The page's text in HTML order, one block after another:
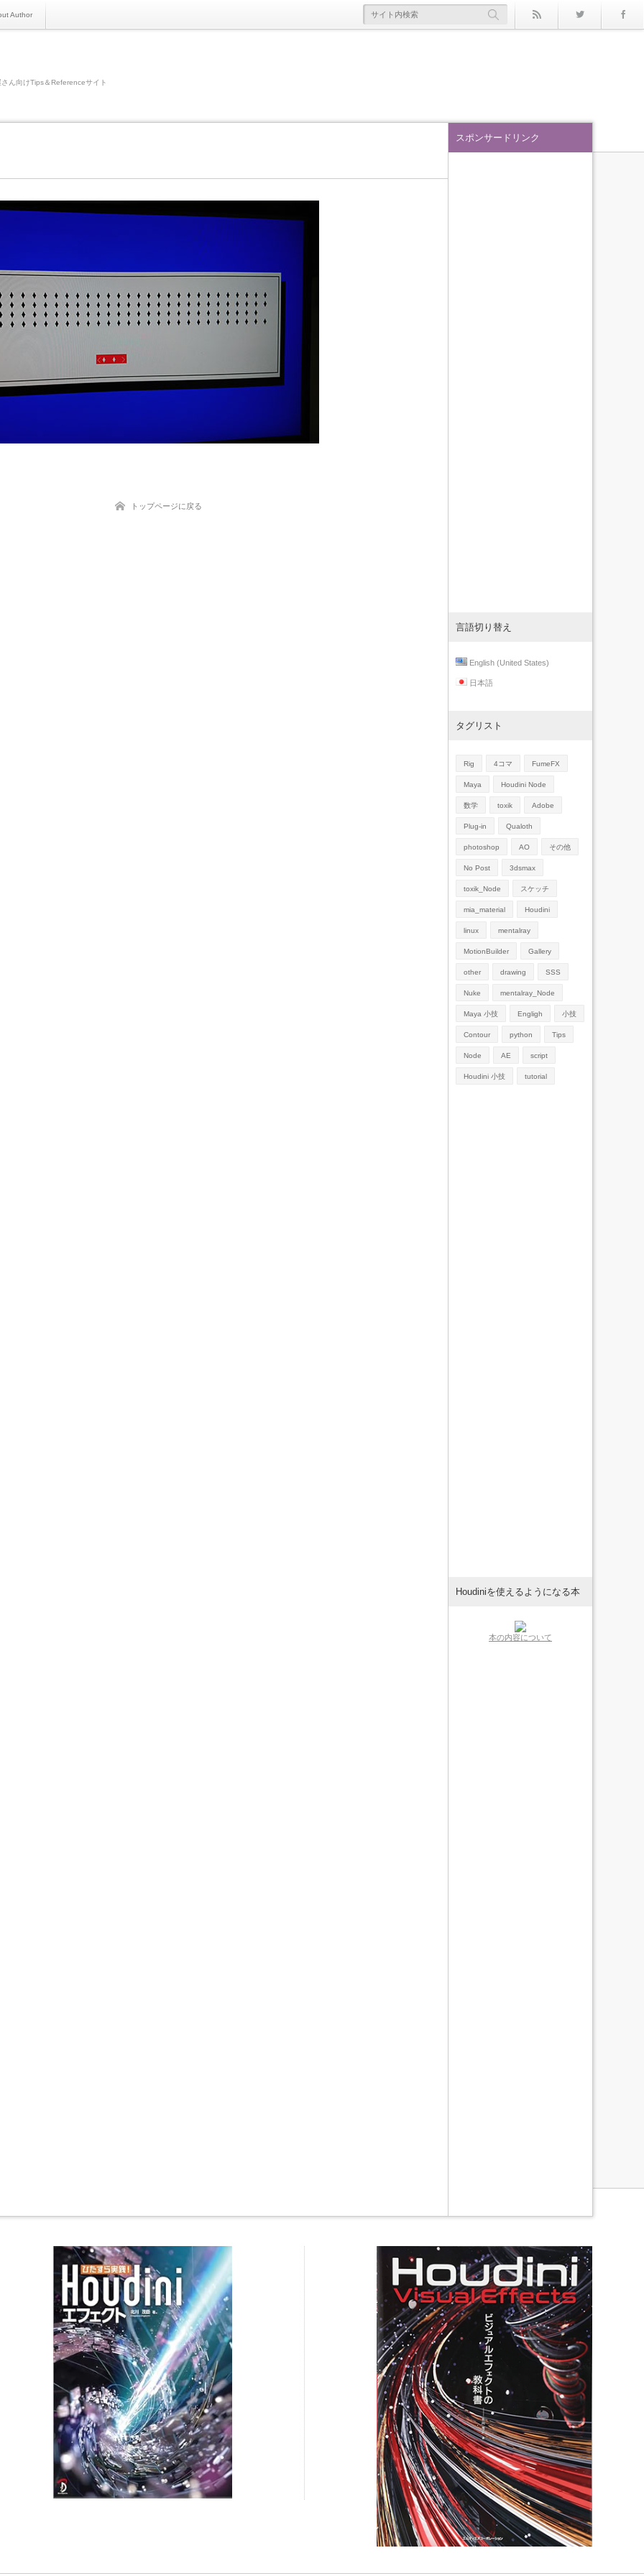
Author
ん向けTips＆Referenceサイト
トップページに戻る
スポンサードリンク
言語切り替え
English (United States)
日本語
タグリスト
Rig 4コマ FumeFX
Maya Houdini Node
数学 toxik Adobe
Plug-in Qualoth
photoshop AO その他
No Post 3dsmax
toxik_Node スケッチ
mia_material Houdini
linux mentalray
MotionBuilder Gallery
other drawing SSS
Nuke mentalray_Node
Maya 小技 Engligh 小技
Contour python Tips
Node AE script
Houdini 小技 tutorial
Houdiniを使えるようになる本
本の内容について